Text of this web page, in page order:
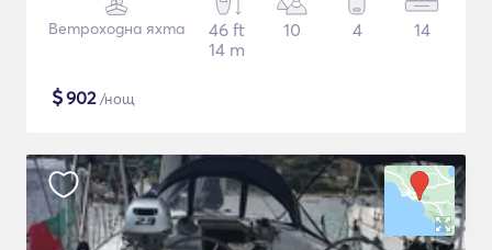
Ветроходна яхта
46 ft
14 m
10 4 14
$902/нощ